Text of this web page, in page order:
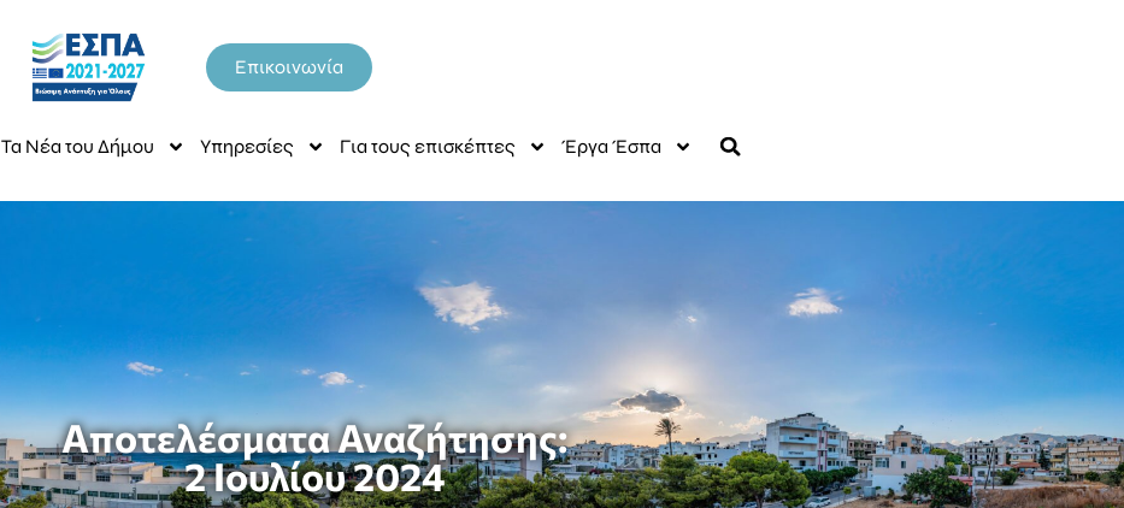
Επικοινωνία
Τα Νέα του Δήμου Υπηρεσίες Για τους επισκέπτες Έργα Έσπα
Αποτελέσματα Αναζήτησης:
2 Ιουλίου 2024